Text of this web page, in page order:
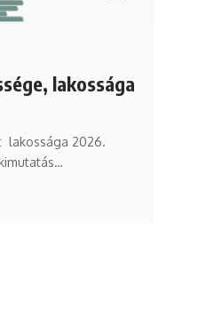
lakossága
lakossága 2026.